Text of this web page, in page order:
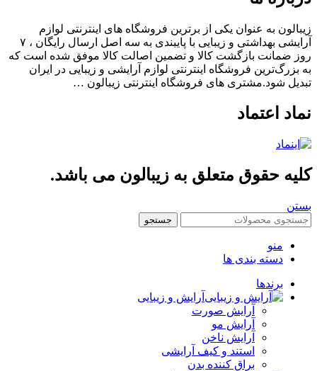
به عنوان یکی از برترین فروشگاه های اینترنتی لوازم
آرایشی بهداشتی و زیبایی با پایبندی به سه اصل ارسال رایگان ، ۷
ضمانت بازگشت کالا و تضمین اصالت کالا موفق شده است که
فروشگاه اینترنتی لوازم آرایشی و زیبایی در ایران
شود.مشتری های فروشگاه اینترنتی زیبالون …
اعتماد
حقوق متعلق به زیبالون می باشد.
جستجو
منو
دسته بندی ها
برندها
آرایش و زیبایی
آرایش صورت
آرایش مو
آرایش ناخن
استند و کیف آرایشی
براق کننده بدن